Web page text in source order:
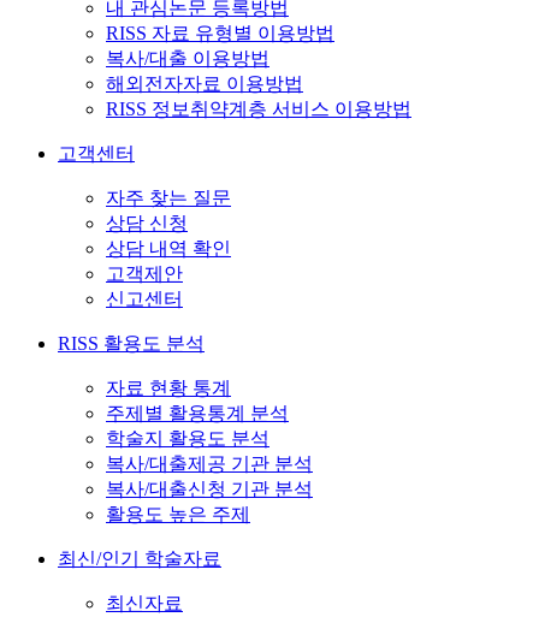
내 관심논문 등록방법
RISS 자료 유형별 이용방법
복사/대출 이용방법
해외전자자료 이용방법
RISS 정보취약계층 서비스 이용방법
고객센터
자주 찾는 질문
상담 신청
상담 내역 확인
고객제안
신고센터
RISS 활용도 분석
자료 현황 통계
주제별 활용통계 분석
학술지 활용도 분석
복사/대출제공 기관 분석
복사/대출신청 기관 분석
활용도 높은 주제
최신/인기 학술자료
최신자료